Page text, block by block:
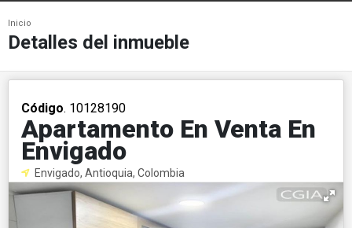
Inicio
Detalles del inmueble
Código. 10128190
Apartamento En Venta En
Envigado
Envigado, Antioquia, Colombia